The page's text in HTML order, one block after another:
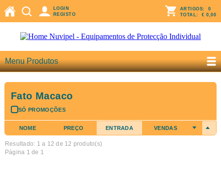
LOGIN
REGISTO
ARTIGOS: 0
TOTAL: € 0,00
Menu Produtos
Fato Macaco
SÓ PROMOÇÕES
NOME PREÇO ENTRADA VENDAS
Resultado: 1 a 12 de 12 produto(s)
Página 1 de 1